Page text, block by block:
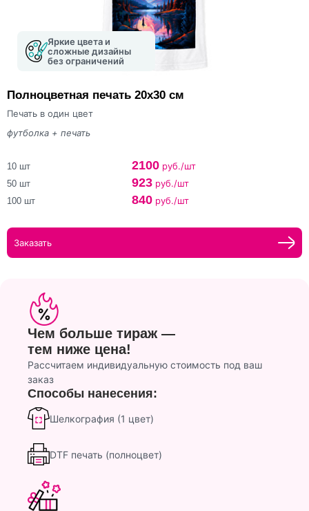
Яркие цвета и
сложные дизайны
без ограничений
Полноцветная печать 20х30 см
Печать в один цвет
футболка + печать
10 шт 2100 руб./шт
50 шт 923 руб./шт
100 шт 840 руб./шт
Заказать
Чем больше тираж —
тем ниже цена!
Рассчитаем индивидуальную стоимость под ваш
заказ
Способы нанесения:
Шелкография (1 цвет)
DTF печать (полноцвет)